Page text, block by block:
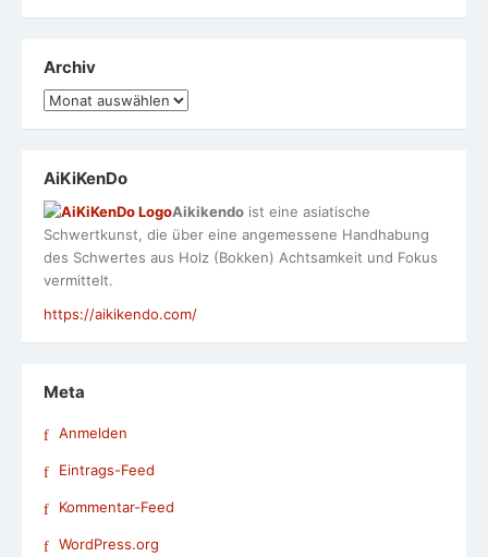
Archiv
Archiv
AiKiKenDo
Aikikendo ist eine asiatische
Schwertkunst, die über eine angemessene Handhabung
des Schwertes aus Holz (Bokken) Achtsamkeit und Fokus
vermittelt.
https://aikikendo.com/
Meta
Anmelden
Eintrags-Feed
Kommentar-Feed
WordPress.org